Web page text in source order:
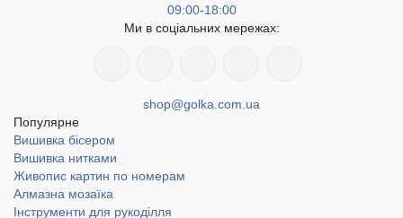
09:00-18:00
Ми в соціальних мережах:
shop@golka.com.ua
Популярне
Вишивка бісером
Вишивка нитками
Живопис картин по номерам
Алмазна мозаїка
Інструменти для рукоділля